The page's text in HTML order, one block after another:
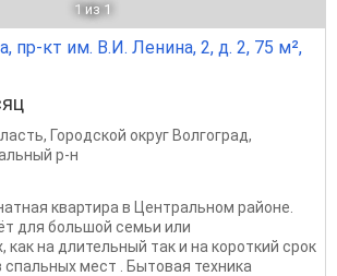
1 из 1
пр-кт им. В.И. Ленина, 2, д. 2, 75 м²,
, Городской округ Волгоград,
р-н
квартира в Центральном районе.
для большой семьи или
на длительный так и на короткий срок
спальных мест . Бытовая техника